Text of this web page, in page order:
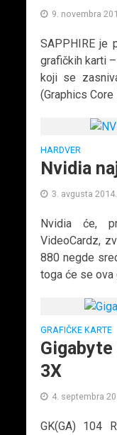
9. novembra
SAPPHIRE je
grafičkih karti –
koji se
(Graphics Core
HARDVER
Nvidia
3. avgusta 2014.
Nvidia će,
VideoCardz,
880 negde
toga će se ova
GRAFIČKE KARTE
Gigabyte
3X
4. septembra
GK(GA) 104